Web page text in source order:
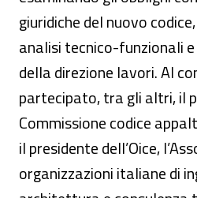
giuridiche del nuovo
analisi tecnico-funzionali
della direzione lavori. Al
partecipato, tra gli altri, il
Commissione codice
il presidente dell’Oice,
organizzazioni italiane di